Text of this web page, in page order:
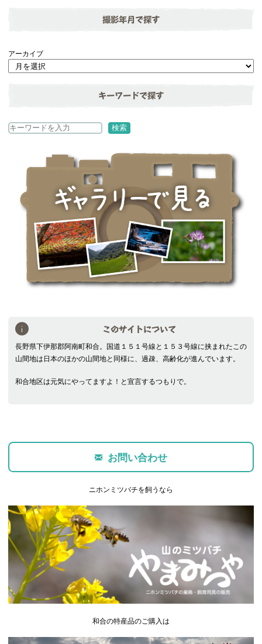
撮影年月で探す
アーカイブ
キーワードで探す
検
検索
このサイトについて
長野県下伊那郡阿南町和合。国道１５１号線と１５３号線に挟まれたこの
山間地は日本のほかの山間地と同様に、過疎、高齢化が進んでいます。
和合地区は元気にやってますよ！と宣言するつもりで。
お問い合わせ
ニホンミツバチを飼うなら
和合の特産品のご購入は